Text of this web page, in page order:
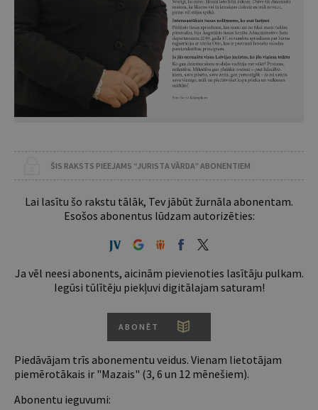
ŠIS RAKSTS PIEEJAMS “JURISTA VĀRDA” ABONENTIEM
Lai lasītu šo rakstu tālāk, Tev jābūt žurnāla abonentam.
Esošos abonentus lūdzam autorizēties:
Ja vēl neesi abonents, aicinām pievienoties lasītāju pulkam.
Iegūsi tūlītēju piekļuvi digitālajam saturam!
ABONĒT
Piedāvājam trīs abonementu veidus. Vienam lietotājam
piemērotākais ir "Mazais" (3, 6 un 12 mēnešiem).
Abonentu ieguvumi: